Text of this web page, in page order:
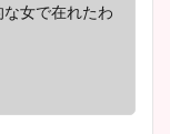
女で在れたわ